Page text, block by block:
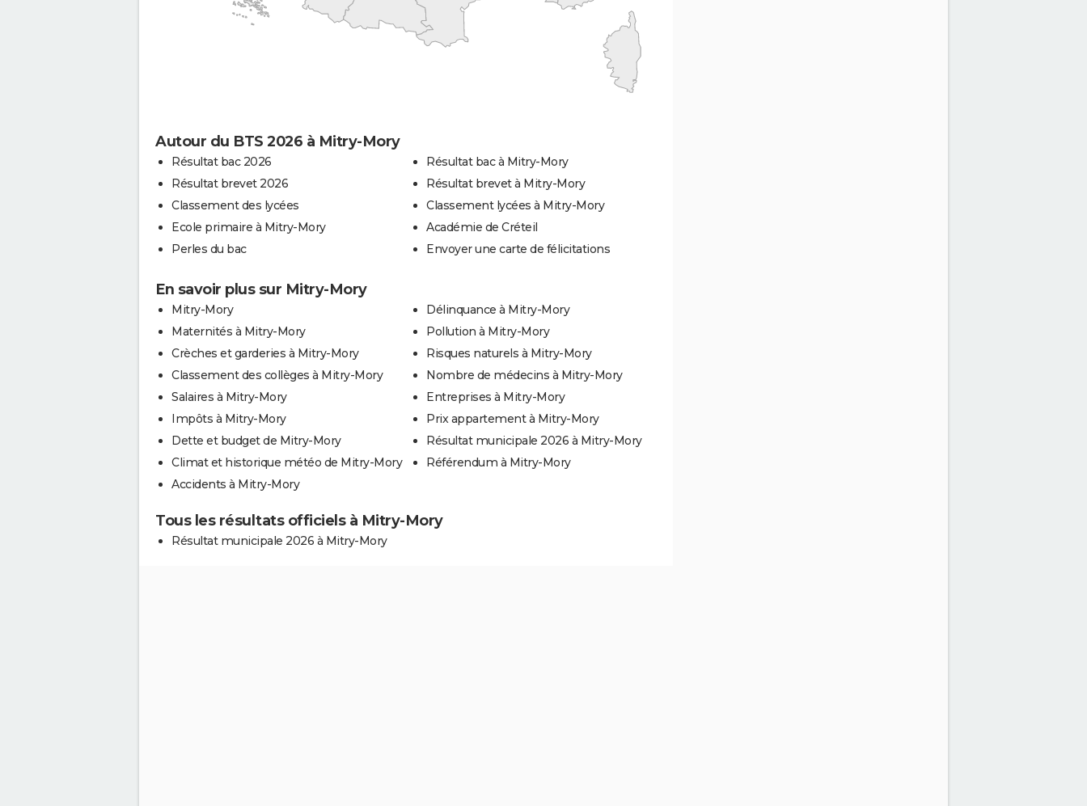
Autour du BTS 2026 à Mitry-Mory
Résultat bac 2026
Résultat brevet 2026
Classement des lycées
Ecole primaire à Mitry-Mory
Perles du bac
Résultat bac à Mitry-Mory
Résultat brevet à Mitry-Mory
Classement lycées à Mitry-Mory
Académie de Créteil
Envoyer une carte de félicitations
En savoir plus sur Mitry-Mory
Mitry-Mory
Maternités à Mitry-Mory
Crèches et garderies à Mitry-Mory
Classement des collèges à Mitry-Mory
Salaires à Mitry-Mory
Impôts à Mitry-Mory
Dette et budget de Mitry-Mory
Climat et historique météo de Mitry-Mory
Accidents à Mitry-Mory
Délinquance à Mitry-Mory
Pollution à Mitry-Mory
Risques naturels à Mitry-Mory
Nombre de médecins à Mitry-Mory
Entreprises à Mitry-Mory
Prix appartement à Mitry-Mory
Résultat municipale 2026 à Mitry-Mory
Référendum à Mitry-Mory
Tous les résultats officiels à Mitry-Mory
Résultat municipale 2026 à Mitry-Mory